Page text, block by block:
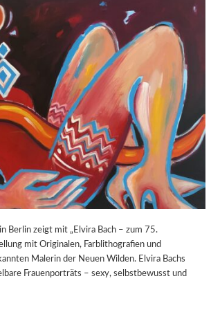
A
R
T
S
2
0
.
G
E
B
U
R
S
T
A
G
X
P
O
S
U
E
“
I
N
D
E
R
O
R
N
F
Berlin zeigt mit „Elvira Bach – zum 75.
mit Originalen, Farblithografien und
Malerin der Neuen Wilden. Elvira Bachs
Frauenporträts – sexy, selbstbewusst und